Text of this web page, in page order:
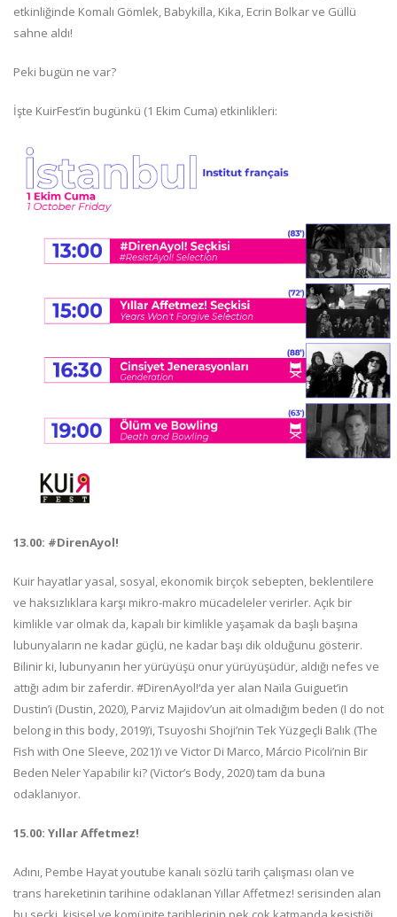
etkinliğinde Komalı Gömlek, Babykilla, Kika, Ecrin Bolkar ve Güllü
sahne aldı!
Peki bugün ne var?
İşte KuirFest’in bugünkü (1 Ekim Cuma) etkinlikleri:
13.00: #DirenAyol!
Kuir hayatlar yasal, sosyal, ekonomik birçok sebepten, beklentilere
ve haksızlıklara karşı mikro-makro mücadeleler verirler. Açık bir
kimlikle var olmak da, kapalı bir kimlikle yaşamak da başlı başına
lubunyaların ne kadar güçlü, ne kadar başı dik olduğunu gösterir.
Bilinir ki, lubunyanın her yürüyüşü onur yürüyüşüdür, aldığı nefes ve
attığı adım bir zaferdir. #DirenAyol!‘da yer alan Naïla Guiguet’in
Dustin’i (Dustin, 2020), Parviz Majidov’un ait olmadığım beden (I do not
belong in this body, 2019)’i, Tsuyoshi Shoji’nin Tek Yüzgeçli Balık (The
Fish with One Sleeve, 2021)’ı ve Victor Di Marco, Márcio Picoli’nin Bir
Beden Neler Yapabilir ki? (Victor’s Body, 2020) tam da buna
odaklanıyor.
15.00: Yıllar Affetmez!
Adını, Pembe Hayat youtube kanalı sözlü tarih çalışması olan ve
trans hareketinin tarihine odaklanan Yıllar Affetmez! serisinden alan